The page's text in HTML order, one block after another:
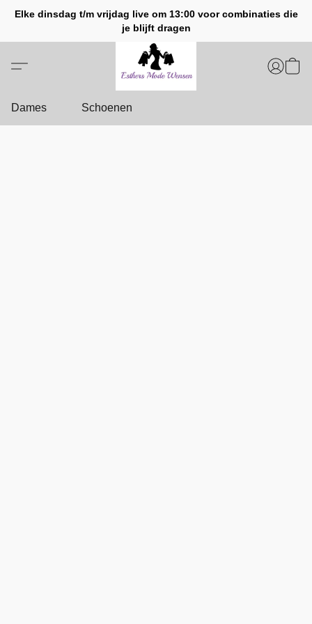
Elke dinsdag t/m vrijdag live om 13:00 voor combinaties die
je blijft dragen
Dames Schoenen